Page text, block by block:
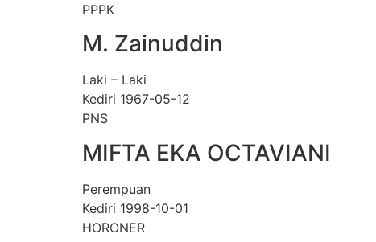
PPPK
M. Zainuddin
Laki – Laki
Kediri 1967-05-12
PNS
MIFTA EKA OCTAVIANI
Perempuan
Kediri 1998-10-01
HORONER